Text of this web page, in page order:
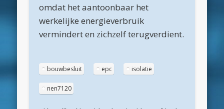
november 2020
oktober 2020
augustus 2020
juni 2020
omdat het aantoonbaar het
werkelijke energieverbruik
vermindert en zichzelf terugverdient.
bouwbesluit epc isolatie
nen7120